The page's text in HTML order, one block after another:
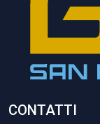
CONTATTI